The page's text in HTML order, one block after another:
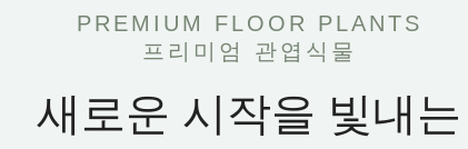
PREMIUM FLOOR PLANTS
프리미엄 관엽식물
새로운 시작을 빛내는